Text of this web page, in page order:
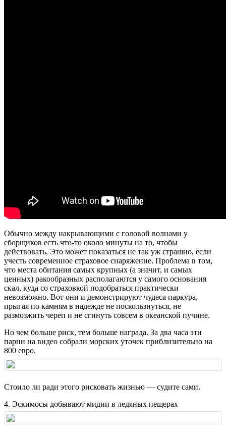
Обычно между накрывающими с головой волнами у
сборщиков есть что-то около минуты на то, чтобы
действовать. Это может показаться не так уж страшно, если
учесть современное страховое снаряжение. Проблема в том,
что места обитания самых крупных (а значит, и самых
ценных) ракообразных располагаются у самого основания
скал, куда со страховкой подобраться практически
невозможно. Вот они и демонстрируют чудеса паркура,
прыгая по камням в надежде не поскользнуться, не
размозжить череп и не сгинуть совсем в океанской пучине.
Но чем больше риск, тем больше награда. За два часа эти
парни на видео собрали морских уточек приблизительно на
800 евро.
Стоило ли ради этого рисковать жизнью — судите сами.
4. Эскимосы добывают мидии в ледяных пещерах